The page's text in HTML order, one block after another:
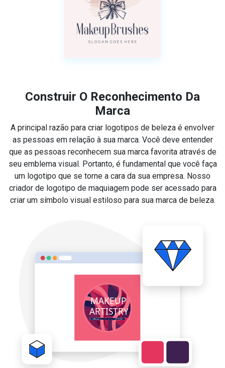
Construir O Reconhecimento Da
Marca
A principal razão para criar logotipos de beleza é envolver
as pessoas em relação à sua marca. Você deve entender
que as pessoas reconhecem sua marca favorita através de
seu emblema visual. Portanto, é fundamental que você faça
um logotipo que se torne a cara da sua empresa. Nosso
criador de logotipo de maquiagem pode ser acessado para
criar um símbolo visual estiloso para sua marca de beleza.